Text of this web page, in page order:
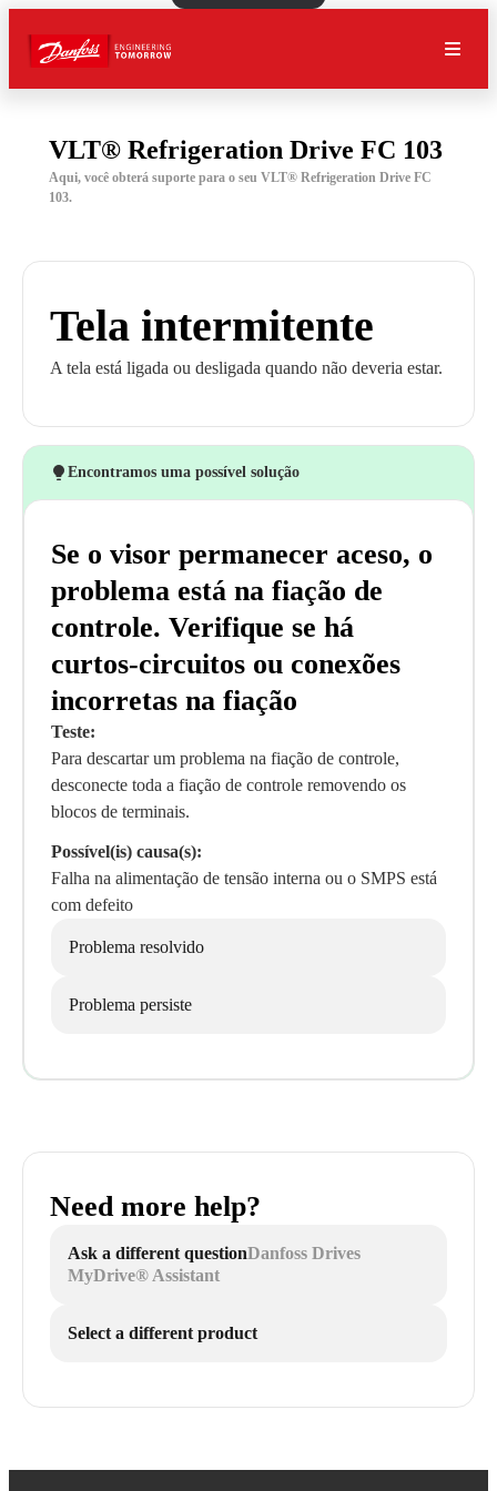
VLT® Refrigeration Drive FC 103
Aqui, você obterá suporte para o seu VLT® Refrigeration Drive FC
103.
Tela intermitente
A tela está ligada ou desligada quando não deveria estar.
Encontramos uma possível solução
Se o visor permanecer aceso, o
problema está na fiação de
controle. Verifique se há
curtos-circuitos ou conexões
incorretas na fiação
Teste:
Para descartar um problema na fiação de controle,
desconecte toda a fiação de controle removendo os
blocos de terminais.
Possível(is) causa(s):
Falha na alimentação de tensão interna ou o SMPS está
com defeito
Problema resolvido
Problema persiste
Need more help?
Ask a different questionDanfoss Drives
MyDrive® Assistant
Select a different product